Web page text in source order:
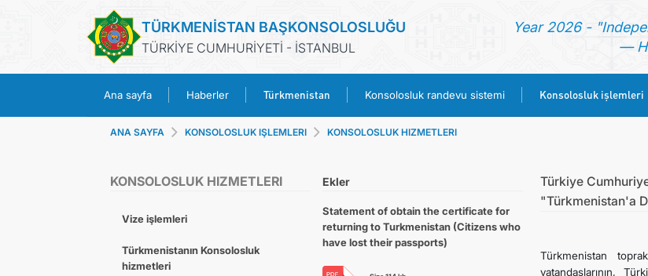
TÜRKMENİSTAN BAŞKONSOLOSLUĞU
TÜRKİYE CUMHURİYETİ - İSTANBUL
Year 2026 -
—
Ana sayfa Haberler Türkmenistan Konsolosluk randevu sistemi Konsolosluk işlemleri
HABERLER
TÜRKMENISTAN
KONSOLOSLUK RANDEVU SISTEMI
ANA SAYFA KONSOLOSLUK IŞLEMLERI KONSOLOSLUK HIZMETLERI
KONSOLOSLUK HIZMETLERI
Vize işlemleri
Türkmenistanın Konsolosluk
hizmetleri
Türkiye
"Türkmenistan'a
Türkmenistan
vatandaşlarının,
Ekler
Statement of obtain the certificate for
returning to Turkmenistan (Citizens who
have lost their passports)